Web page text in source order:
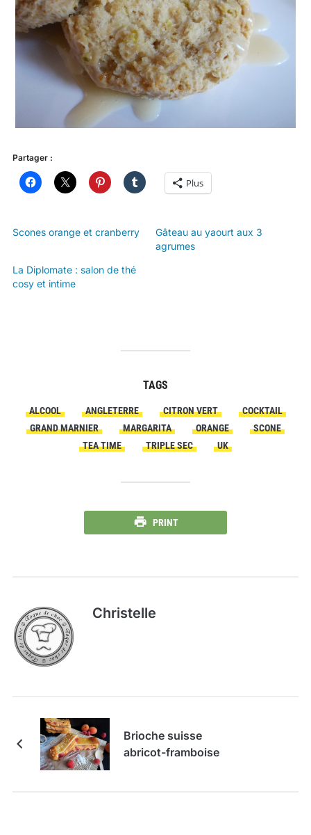
Partager :
Plus
Scones orange et cranberry
Gâteau au yaourt aux 3
agrumes
La Diplomate : salon de thé
cosy et intime
TAGS
ALCOOL ANGLETERRE CITRON VERT
COCKTAIL
GRAND MARNIER
MARGARITA ORANGE
SCONE
TEA TIME
TRIPLE SEC UK
PRINT
Christelle
Brioche suisse
abricot-framboise